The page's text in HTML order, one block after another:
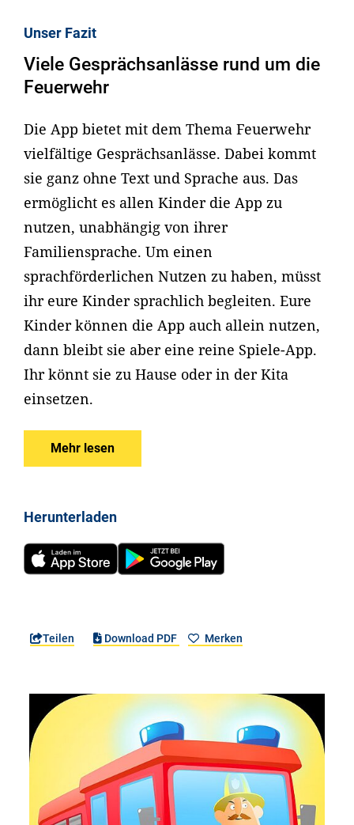
Unser Fazit
Viele Gesprächsanlässe rund um die
Feuerwehr
Die App bietet mit dem Thema Feuerwehr
vielfältige Gesprächsanlässe. Dabei kommt
sie ganz ohne Text und Sprache aus. Das
ermöglicht es allen Kinder die App zu
nutzen, unabhängig von ihrer
Familiensprache. Um einen
sprachförderlichen Nutzen zu haben, müsst
ihr eure Kinder sprachlich begleiten. Eure
Kinder können die App auch allein nutzen,
dann bleibt sie aber eine reine Spiele-App.
Ihr könnt sie zu Hause oder in der Kita
einsetzen.
Mehr lesen
Herunterladen
Teilen Download PDF Merken